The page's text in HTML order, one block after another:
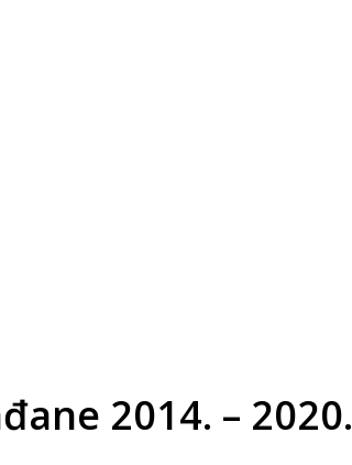
2014. – 2020.